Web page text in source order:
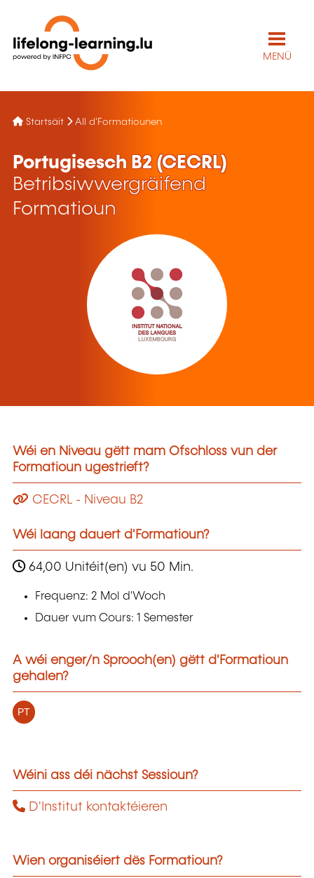
MENÜ
Startsäit All d'Formatiounen
Portugisesch B2 (CECRL)
Betribsiwwergräifend
Formatioun
Wéi en Niveau gëtt mam Ofschloss vun der
Formatioun ugestrieft?
CECRL - Niveau B2
Wéi laang dauert d'Formatioun?
64,00 Unitéit(en) vu 50 Min.
Frequenz: 2 Mol d'Woch
Dauer vum Cours: 1 Semester
A wéi enger/n Sprooch(en) gëtt d'Formatioun
gehalen?
PT
Wéini ass déi nächst Sessioun?
D'Institut kontaktéieren
Wien organiséiert dës Formatioun?